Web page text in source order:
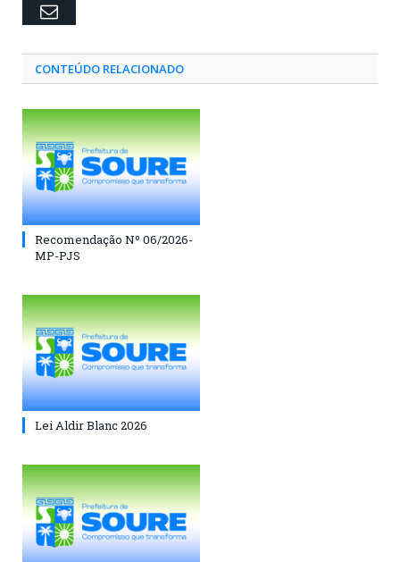
Email
CONTEÚDO RELACIONADO
Recomendação Nº 06/2026-
MP-PJS
Lei Aldir Blanc 2026